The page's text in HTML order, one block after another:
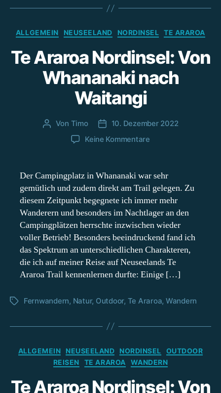
Kategorien
ALLGEMEIN NEUSEELAND NORDINSEL TE ARAROA
Te Araroa Nordinsel: Von
Whananaki nach
Waitangi
Beitragsautor
Von Timo Beitragsdatum
10. Dezember 2022
Keine Kommentarezu
Nordinsel:
Whananaki
nach
Waitangi
Der Campingplatz in Whananaki war sehr
gemütlich und zudem direkt am Trail gelegen. Zu
diesem Zeitpunkt begegnete ich immer mehr
Wanderern und besonders im Nachtlager an den
Campingplätzen herrschte inzwischen wieder
voller Betrieb! Besonders beeindruckend fand ich
das Spektrum an unterschiedlichen Charakteren,
die ich auf meiner Reise auf Neuseelands Te
Araroa Trail kennenlernen durfte: Einige […]
Schlagwörter
Fernwandern, Natur, Outdoor, Te Araroa, Wandern
Kategorien
ALLGEMEIN NEUSEELAND NORDINSEL
OUTDOOR
REISEN
TE ARAROA WANDERN
Te Araroa Nordinsel: Von